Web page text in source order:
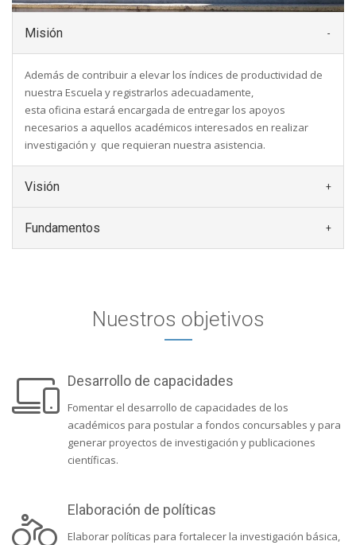
Misión
Además de contribuir a elevar los índices de productividad de
nuestra Escuela y registrarlos adecuadamente,
esta oficina estará encargada de entregar los apoyos
necesarios a aquellos académicos interesados en realizar
investigación y que requieran nuestra asistencia.
Visión
Fundamentos
Nuestros objetivos
Desarrollo de capacidades
Fomentar el desarrollo de capacidades de los
académicos para postular a fondos concursables y para
generar proyectos de investigación y publicaciones
científicas.
Elaboración de políticas
Elaborar políticas para fortalecer la investigación básica,